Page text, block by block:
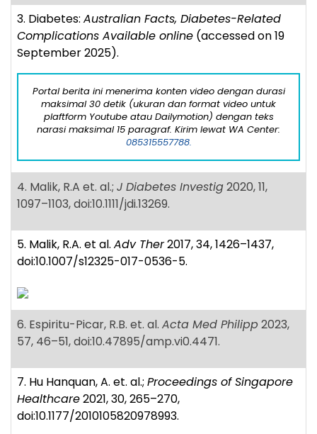
3. Diabetes: Australian Facts, Diabetes-Related
Complications Available online (accessed on 19
September 2025).
Portal berita ini menerima konten video dengan durasi
maksimal 30 detik (ukuran dan format video untuk
plaftform Youtube atau Dailymotion) dengan teks
narasi maksimal 15 paragraf. Kirim lewat WA Center:
085315557788.
4. Malik, R.A et. al.; J Diabetes Investig2020, 11,
1097–1103, doi:10.1111/jdi.13269.
5. Malik, R.A. et al. Adv Ther2017, 34, 1426–1437,
doi:10.1007/s12325-017-0536-5.
6. Espiritu-Picar, R.B. et. al. Acta Med Philipp2023,
57, 46–51, doi:10.47895/amp.vi0.4471.
7. Hu Hanquan, A. et. al.; Proceedings of Singapore
Healthcare2021, 30, 265–270,
doi:10.1177/2010105820978993.